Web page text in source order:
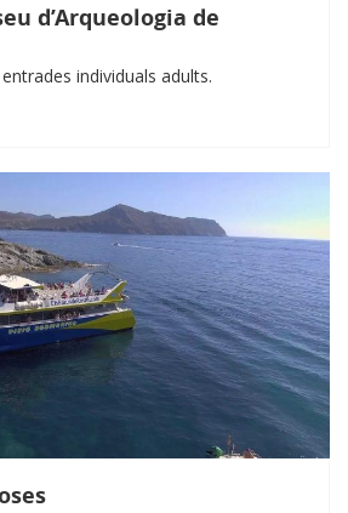
d’Arqueologia de
individuals adults.